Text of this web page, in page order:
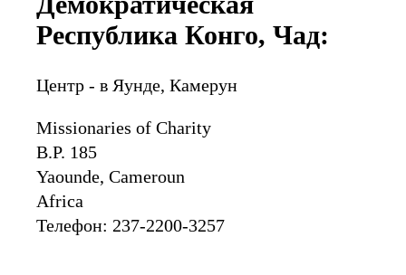
Республика Конго, Чад:
Центр - в Яунде, Камерун
Missionaries of Charity
B.P. 185
Yaounde, Cameroun
Africa
Телефон: 237-2200-3257